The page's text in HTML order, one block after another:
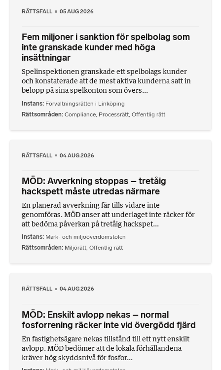
RÄTTSFALL 05 AUG 2026
Fem miljoner i sanktion för spelbolag som
inte granskade kunder med höga
insättningar
Spelinspektionen granskade ett spelbolags kunder
och konstaterade att de mest aktiva kunderna satt in
belopp på sina spelkonton som övers...
Instans Förvaltningsrätten i Linköping
Rättsområden Compliance Processrätt Offentlig rätt
RÄTTSFALL 04 AUG 2026
MÖD: Avverkning stoppas – tretåig
hackspett måste utredas närmare
En planerad avverkning får tills vidare inte
genomföras. MÖD anser att underlaget inte räcker för
att bedöma påverkan på tretåig hackspet...
Instans Mark- och miljööverdomstolen
Rättsområden Miljörätt, Offentlig rätt
RÄTTSFALL 04 AUG 2026
MÖD: Enskilt avlopp nekas – normal
fosforrening räcker inte vid övergödd fjärd
En fastighetsägare nekas tillstånd till ett nytt enskilt
avlopp. MÖD bedömer att de lokala förhållandena
kräver hög skyddsnivå för fosfor...